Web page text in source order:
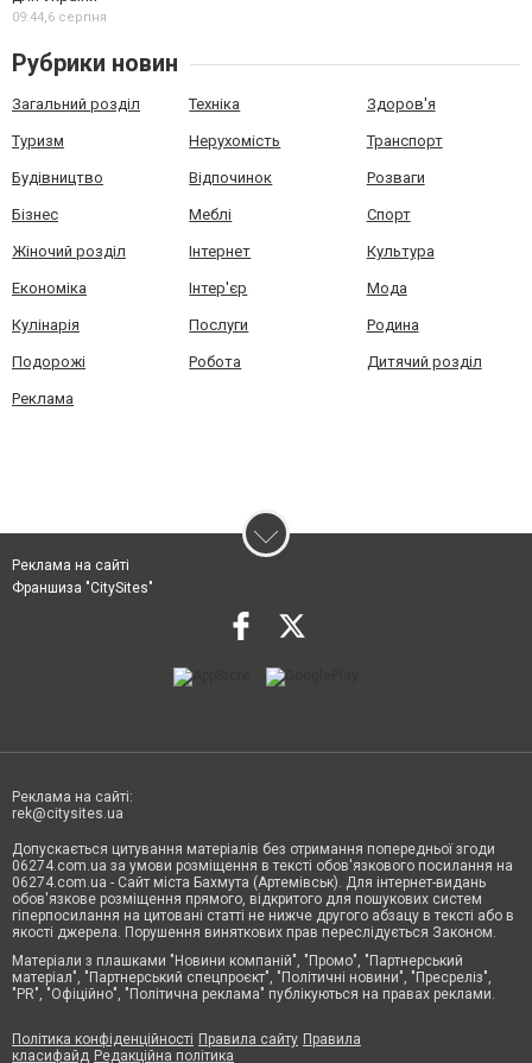
09:44,6 серпня
Рубрики новин
Загальний розділ Техніка Здоров'я
Туризм Нерухомість Транспорт
Будівництво Відпочинок Розваги
Бізнес Меблі Спорт
Жіночий розділ Інтернет Культура
Економіка Інтер'єр Мода
Кулінарія Послуги Родина
Подорожі Робота Дитячий розділ
Реклама
Реклама на сайті
Франшиза "CitySites"
Реклама на сайті:
rek@citysites.ua
Допускається цитування матеріалів без отримання попередньої згоди
06274.com.ua за умови розміщення в тексті обов'язкового посилання на
06274.com.ua - Сайт міста Бахмута (Артемівськ). Для інтернет-видань
обов'язкове розміщення прямого, відкритого для пошукових систем
гіперпосилання на цитовані статті не нижче другого абзацу в тексті або в
якості джерела. Порушення виняткових прав переслідується Законом.
Матеріали з плашками "Новини компаній", "Промо", "Партнерський
матеріал", "Партнерський спецпроєкт", "Політичні новини", "Пресреліз",
"PR", "Офіційно", "Політична реклама" публікуються на правах реклами.
Політика конфіденційності Правила сайту Правила
класифайд Редакційна політика